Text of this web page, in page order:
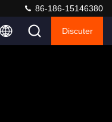
86-186-15146380
Discuter